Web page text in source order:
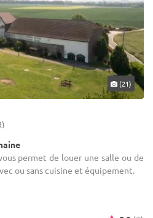
(21)
permet de louer une salle ou de
ou sans cuisine et équipement.